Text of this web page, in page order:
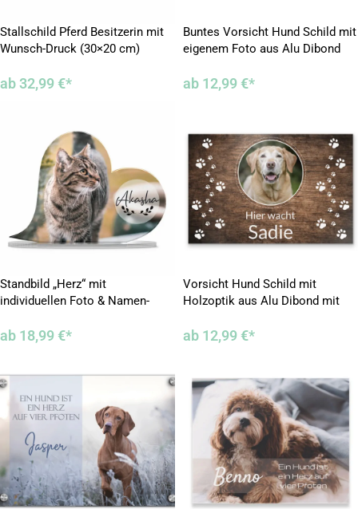
Stallschild Pferd Besitzerin mit
Wunsch-Druck (30×20 cm)
ab32,99 €*
Buntes Vorsicht Hund Schild mit
eigenem Foto aus Alu Dibond
ab 12,99 €*
Standbild „Herz“ mit
individuellen Foto & Namen-
ab 18,99 €*
Vorsicht Hund Schild mit
Holzoptik aus Alu Dibond mit
ab 12,99 €*